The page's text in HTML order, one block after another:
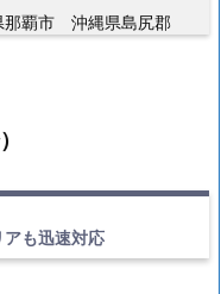
那覇市 沖縄県島尻郡
も迅速対応